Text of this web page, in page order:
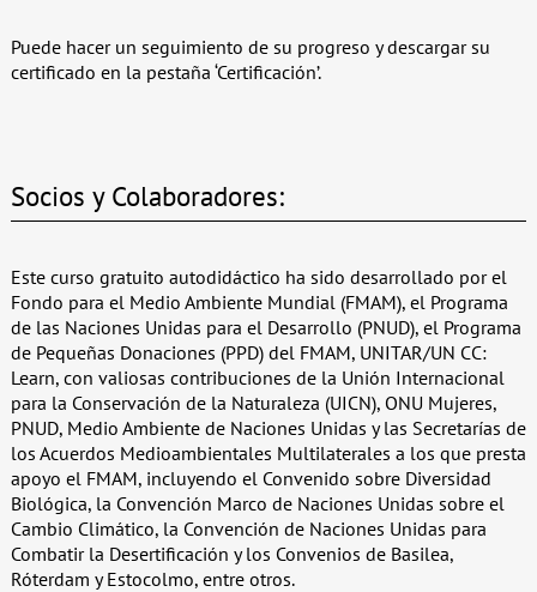
Puede hacer un seguimiento de su progreso y descargar su
certificado en la pestaña ‘Certificación’.
Socios y Colaboradores:
Este curso gratuito autodidáctico ha sido desarrollado por el
Fondo para el Medio Ambiente Mundial (FMAM), el Programa
de las Naciones Unidas para el Desarrollo (PNUD), el Programa
de Pequeñas Donaciones (PPD) del FMAM, UNITAR/UN CC:
Learn, con valiosas contribuciones de la Unión Internacional
para la Conservación de la Naturaleza (UICN), ONU Mujeres,
PNUD, Medio Ambiente de Naciones Unidas y las Secretarías de
los Acuerdos Medioambientales Multilaterales a los que presta
apoyo el FMAM, incluyendo el Convenido sobre Diversidad
Biológica, la Convención Marco de Naciones Unidas sobre el
Cambio Climático, la Convención de Naciones Unidas para
Combatir la Desertificación y los Convenios de Basilea,
Róterdam y Estocolmo, entre otros.